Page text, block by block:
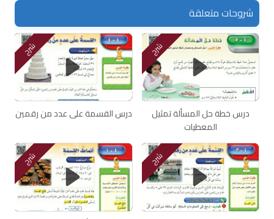
شروحات متعلقة
شرح
درس خطة حل المسألة تمثيل
المعطيات
شرح
درس القسمة على عدد من رقمين
شرح شرح